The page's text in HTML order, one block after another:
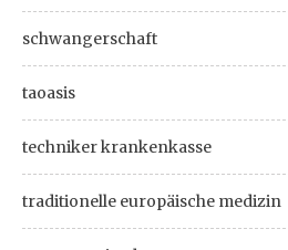
schwangerschaft
taoasis
techniker krankenkasse
traditionelle europäische medizin